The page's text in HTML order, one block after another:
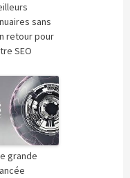
sans
retour pour
SEO
grande